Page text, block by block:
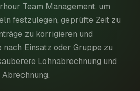
Team Management, um
festzulegen, geprüfte Zeit zu
zu korrigieren und
Einsatz oder Gruppe zu
Lohnabrechnung und
Abrechnung.